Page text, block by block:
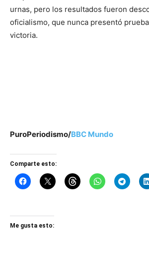
urnas, pero los resultados fueron
oficialismo, que nunca presentó
victoria.
PuroPeriodismo/BBC Mundo
Comparte esto:
Me gusta esto: